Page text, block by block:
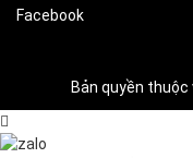
Facebook
Bản quyền thuộc